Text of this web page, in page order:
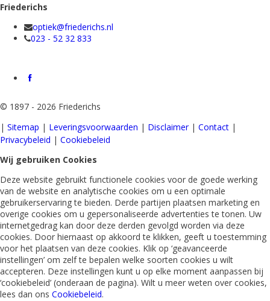
Friederichs
optiek@friederichs.nl
023 - 52 32 833
© 1897 - 2026 Friederichs
| Sitemap | Leveringsvoorwaarden | Disclaimer | Contact |
Privacybeleid | Cookiebeleid
Wij gebruiken Cookies
Deze website gebruikt functionele cookies voor de goede werking
van de website en analytische cookies om u een optimale
gebruikerservaring te bieden. Derde partijen plaatsen marketing en
overige cookies om u gepersonaliseerde advertenties te tonen. Uw
internetgedrag kan door deze derden gevolgd worden via deze
cookies. Door hiernaast op akkoord te klikken, geeft u toestemming
voor het plaatsen van deze cookies. Klik op ‘geavanceerde
instellingen’ om zelf te bepalen welke soorten cookies u wilt
accepteren. Deze instellingen kunt u op elke moment aanpassen bij
‘cookiebeleid’ (onderaan de pagina). Wilt u meer weten over cookies,
lees dan ons Cookiebeleid.